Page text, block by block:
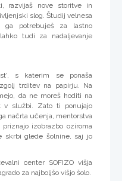
razvijaš nove storitve in
slog. Študij velnesa
potrebuješ za lastno
tudi za nadaljevanje
s katerim se ponaša
trditev na papirju. Na
da ne moreš hoditi na
v službi. Zato ti ponujajo
načrta učenja, mentorstva
izobrazbo oziroma
skrbi glede šolnine, saj jo
center SOFIZO višja
za najboljšo višjo šolo.